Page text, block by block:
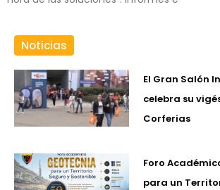
Noticias
El Gran Salón
celebra su
Corferias
Foro
para un